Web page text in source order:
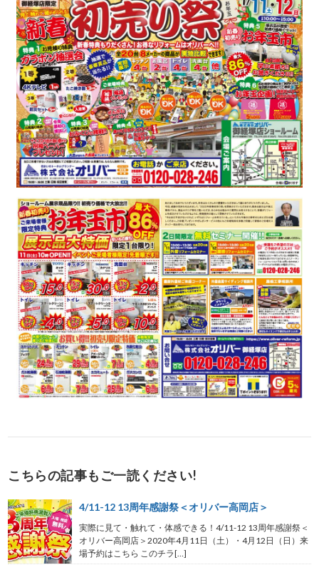
こちらの記事もご一読ください!
4/11-12 13周年感謝祭＜オリバー高岡店＞
実際に見て・触れて・体感できる！4/11-12 13周年感謝祭＜
オリバー高岡店＞2020年4月11日（土）・4月12日（日）来
場予約はこちら このチラ[…]